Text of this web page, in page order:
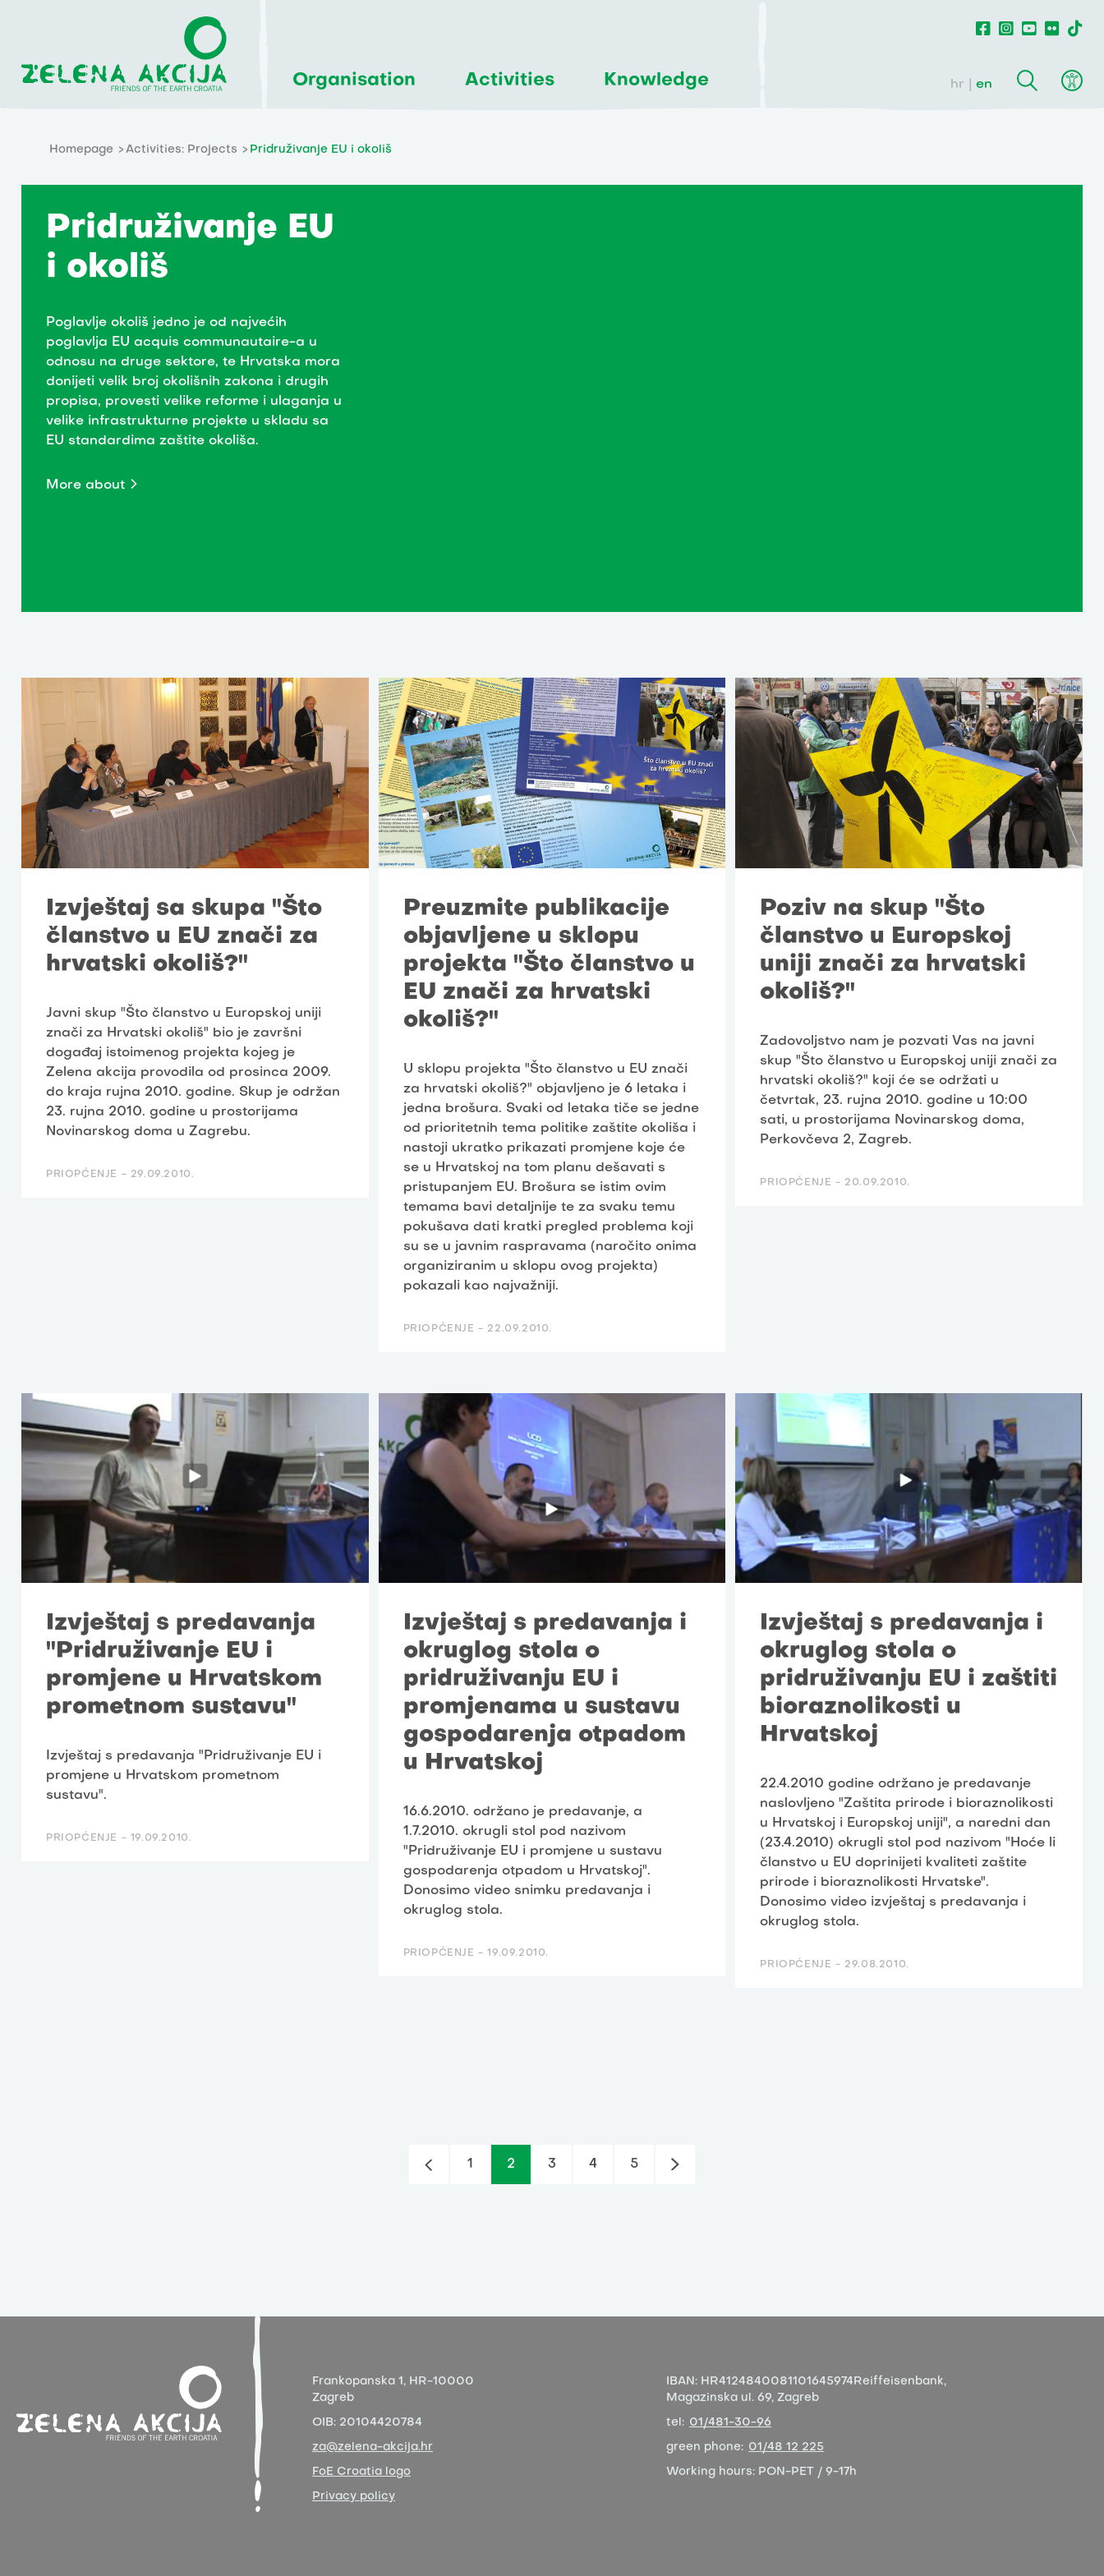
Organisation Activities Knowledge hr en
Homepage Activities: Projects Pridruživanje EU i okoliš
Pridruživanje EU
i okoliš
Poglavlje okoliš jedno je od najvećih
poglavlja EU acquis communautaire-a u
odnosu na druge sektore, te Hrvatska mora
donijeti velik broj okolišnih zakona i drugih
propisa, provesti velike reforme i ulaganja u
velike infrastrukturne projekte u skladu sa
EU standardima zaštite okoliša.
More about
Izvještaj sa skupa "Što
članstvo u EU znači za
hrvatski okoliš?"
Javni skup "Što članstvo u Europskoj uniji
znači za Hrvatski okoliš" bio je završni
događaj istoimenog projekta kojeg je
Zelena akcija provodila od prosinca 2009.
do kraja rujna 2010. godine. Skup je održan
23. rujna 2010. godine u prostorijama
Novinarskog doma u Zagrebu.
PRIOPĆENJE - 29.09.2010.
Preuzmite publikacije
objavljene u sklopu
projekta "Što članstvo u
EU znači za hrvatski
okoliš?"
U sklopu projekta "Što članstvo u EU znači
za hrvatski okoliš?" objavljeno je 6 letaka i
jedna brošura. Svaki od letaka tiče se jedne
od prioritetnih tema politike zaštite okoliša i
nastoji ukratko prikazati promjene koje će
se u Hrvatskoj na tom planu dešavati s
pristupanjem EU. Brošura se istim ovim
temama bavi detaljnije te za svaku temu
pokušava dati kratki pregled problema koji
su se u javnim raspravama (naročito onima
organiziranim u sklopu ovog projekta)
pokazali kao najvažniji.
PRIOPĆENJE - 22.09.2010.
Poziv na skup "Što
članstvo u Europskoj
uniji znači za hrvatski
okoliš?"
Zadovoljstvo nam je pozvati Vas na javni
skup "Što članstvo u Europskoj uniji znači za
hrvatski okoliš?" koji će se održati u
četvrtak, 23. rujna 2010. godine u 10:00
sati, u prostorijama Novinarskog doma,
Perkovčeva 2, Zagreb.
PRIOPĆENJE - 20.09.2010.
Izvještaj s predavanja
"Pridruživanje EU i
promjene u Hrvatskom
prometnom sustavu"
Izvještaj s predavanja "Pridruživanje EU i
promjene u Hrvatskom prometnom
sustavu".
PRIOPĆENJE - 19.09.2010.
Izvještaj s predavanja i
okruglog stola o
pridruživanju EU i
promjenama u sustavu
gospodarenja otpadom
u Hrvatskoj
16.6.2010. održano je predavanje, a
1.7.2010. okrugli stol pod nazivom
"Pridruživanje EU i promjene u sustavu
gospodarenja otpadom u Hrvatskoj".
Donosimo video snimku predavanja i
okruglog stola.
PRIOPĆENJE -19.09.2010.
Izvještaj s predavanja i
okruglog stola o
pridruživanju EU i zaštiti
bioraznolikosti u
Hrvatskoj
22.4.2010 godine održano je predavanje
naslovljeno "Zaštita prirode i bioraznolikosti
u Hrvatskoj i Europskoj uniji", a naredni dan
(23.4.2010) okrugli stol pod nazivom "Hoće li
članstvo u EU doprinijeti kvaliteti zaštite
prirode i bioraznolikosti Hrvatske".
Donosimo video izvještaj s predavanja i
okruglog stola.
PRIOPĆENJE - 29.08.2010.
1 2 3 4 5
Frankopanska 1, HR-10000
Zagreb
OIB: 20104420784
za@zelena-akcija.hr
FoE Croatia logo
Privacy policy
IBAN: HR4124840081101645974 Reiffeisenbank,
Magazinska ul. 69, Zagreb
tel: 01/481-30-96
green phone: 01/48 12 225
Working hours: PON-PET / 9-17h